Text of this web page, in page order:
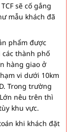
sẽ cố gắng
mẫu khách đã
phẩm được
các thành phố
hàng giao ở
vi dưới 10km
Trong trường
nêu trên thì
khu vực.
khi khách đặt